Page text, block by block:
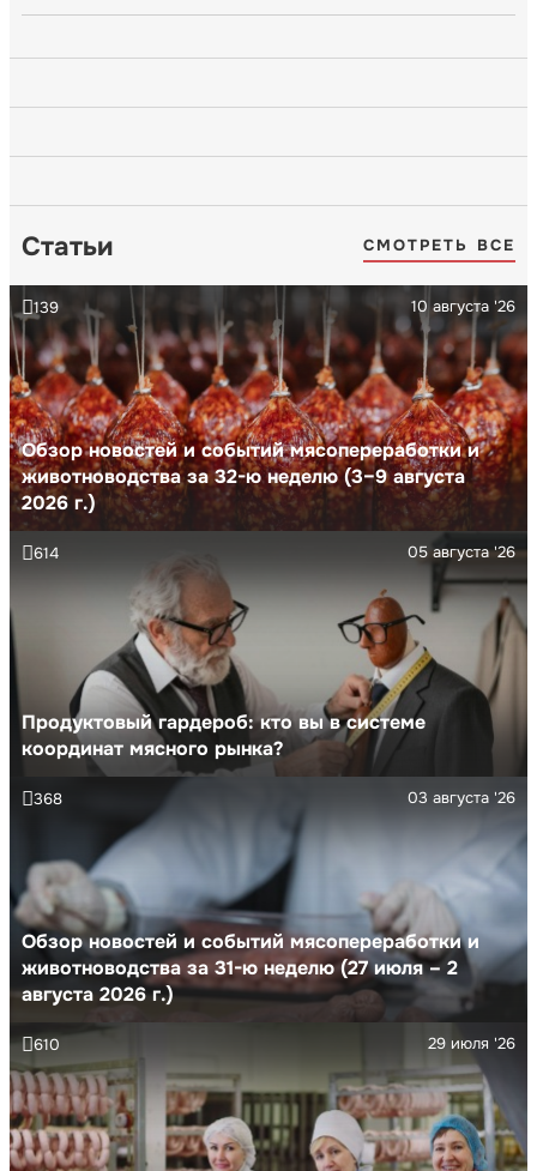
Статьи СМОТРЕТЬ ВСЕ
Обзор новостей и событий мясопереработки и
животноводства за 32-ю неделю (3–9 августа
2026 г.)
10 августа '26
139
Продуктовый гардероб: кто вы в системе
координат мясного рынка?
05 августа '26
614
Обзор новостей и событий мясопереработки и
животноводства за 31-ю неделю (27 июля – 2
августа 2026 г.)
03 августа '26
368
29 июля '26
610